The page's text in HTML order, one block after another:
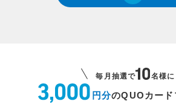
毎月抽選で 名様に
円分のQUOカード